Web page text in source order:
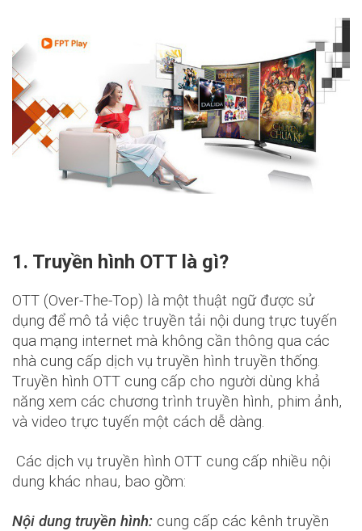
1. Truyền hình OTT là gì?
OTT (Over-The-Top) là một thuật ngữ được sử
dụng để mô tả việc truyền tải nội dung trực tuyến
qua mạng internet mà không cần thông qua các
nhà cung cấp dịch vụ truyền hình truyền thống.
Truyền hình OTT cung cấp cho người dùng khả
năng xem các chương trình truyền hình, phim ảnh,
và video trực tuyến một cách dễ dàng.
Các dịch vụ truyền hình OTT cung cấp nhiều nội
dung khác nhau, bao gồm:
Nội dung truyền hình: cung cấp các kênh truyền